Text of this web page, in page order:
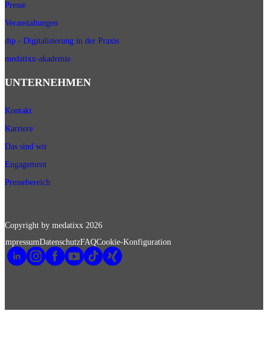
Presse
Veranstaltungen
dip - Digitalisierung in der Praxis
medatixx-akademie
UNTERNEHMEN
Kontakt
Karriere
Das sind wir
Engagement
Pressebereich
Copyright by medatixx 2026
ImpressumDatenschutzFAQCookie-Konfiguration